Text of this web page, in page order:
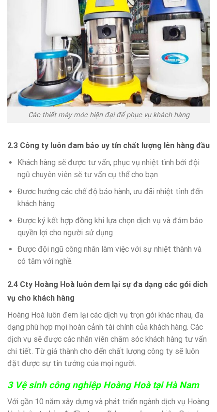
Các thiết máy móc hiện đại để phục vụ khách hàng
2.3 Công ty luôn đam bảo uy tín chất lượng lên hàng đầu
Khách hàng sẽ được tư vấn, phục vụ nhiệt tình bởi đội
ngũ chuyên viên sẽ tư vấn cụ thể cho bạn
Đươc hưởng các chế độ bảo hành, ưu đãi nhiệt tình đến
khách hàng
Được ký kết hợp đồng khi lựa chọn dịch vụ và đảm bảo
quyền lợi cho người sử dụng
Được đội ngũ công nhân làm việc với sự nhiệt thành và
có tâm với nghề.
2.4 Cty Hoàng Hoà luôn đem lại sự đa dạng các gói dich
vụ cho khách hàng
Hoàng Hoà luôn đem lại các dịch vụ trọn gói khác nhau, đa
dạng phù hợp mọi hoàn cảnh tài chính của khách hàng. Các
dịch vụ sẽ được các nhân viên chăm sóc khách hàng tư vấn
chi tiết. Từ giá thành cho đến chất lượng công ty sẽ luôn
đặt được sự tin tưởng của mọi người.
3 Vệ sinh công nghiệp Hoàng Hoà tại Hà Nam
Với gần 10 năm xây dựng và phát triển ngành dịch vụ Hoàng